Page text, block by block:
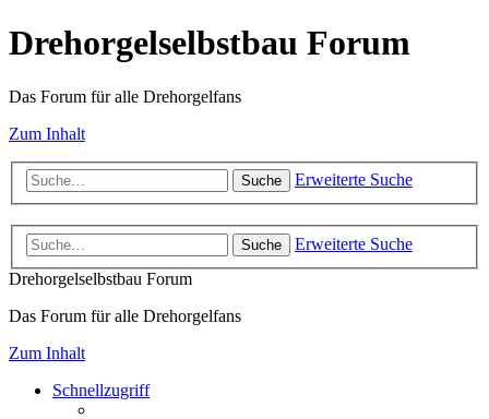
Drehorgelselbstbau Forum
Das Forum für alle Drehorgelfans
Zum Inhalt
Suche Erweiterte Suche
Suche
Erweiterte Suche
Drehorgelselbstbau Forum
Das Forum für alle Drehorgelfans
Zum Inhalt
Schnellzugriff